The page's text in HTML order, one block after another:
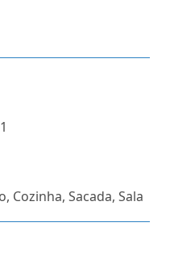
Cozinha, Sacada, Sala